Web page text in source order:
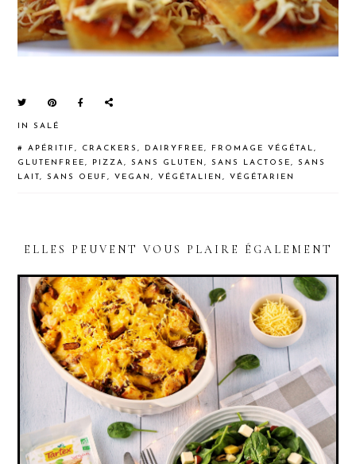
INSALÉ
#APÉRITIF, CRACKERS, DAIRYFREE, FROMAGE VÉGÉTAL,
GLUTENFREE, PIZZA,SANS GLUTEN,SANS LACTOSE,SANS
LAIT,SANS OEUF,VEGAN,VÉGÉTALIEN,VÉGÉTARIEN
READER
INTERACTIONS
ELLES PEUVENT VOUS PLAIRE ÉGALEMENT
TARTIFLETTE (VEGAN, SANS GLUTEN)